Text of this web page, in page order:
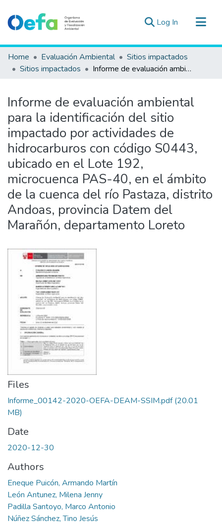
Log In (current)
Communities & Collections
All of DSpace
Estad. Externas
Guias ▾
Home Evaluación Ambiental
Sitios impactados
Sitios impactados
Informe de evaluación ambiental para la identificación del sitio impactado por actividades de hidrocarburos con código S0443, ubicado en el Lote 192, microcuenca PAS-40, en el ámbito de la cuenca del río Pastaza, distrito Andoas, provincia Datem del Marañón, departamento Loreto
Informe de evaluación ambiental
para la identificación del sitio
impactado por actividades de
hidrocarburos con código S0443,
ubicado en el Lote 192,
microcuenca PAS-40, en el ámbito
de la cuenca del río Pastaza, distrito
Andoas, provincia Datem del
Marañón, departamento Loreto
Files
Informe_00142-2020-OEFA-DEAM-SSIM.pdf(20.01
MB)
Date
2020-12-30
Authors
Eneque Puicón, Armando Martín
León Antunez, Milena Jenny
Padilla Santoyo, Marco Antonio
Núñez Sánchez, Tino Jesús